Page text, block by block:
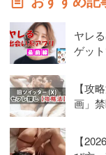
ヤレ
ゲッ
【攻
画」
【